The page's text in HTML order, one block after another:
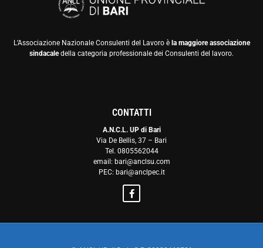
L’Associazione Nazionale Consulenti del Lavoro èla maggiore associazione
sindacaledella categoria professionale dei Consulenti del lavoro.
CONTATTI
A.N.C.L. UP di Bari
Via De Bellis, 37 – Bari
Tel. 0805562044
email: bari@anclsu.com
PEC: bari@anclpec.it